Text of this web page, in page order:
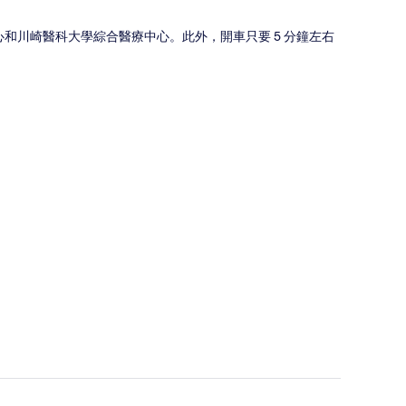
川崎醫科大學綜合醫療中心。此外，開車只要 5 分鐘左右